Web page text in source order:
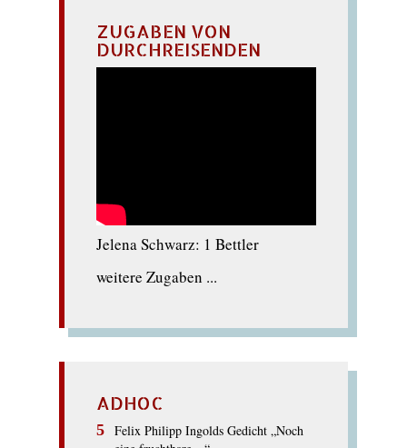
ZUGABEN VON
DURCHREISENDEN
Jelena Schwarz: 1 Bettler
weitere Zugaben ...
ADHOC
Felix Philipp Ingolds Gedicht „Noch